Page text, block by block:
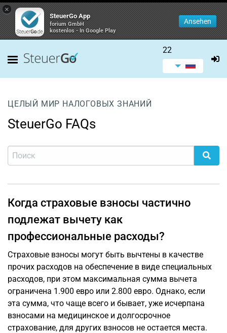
×
SteuerGo App
forium GmbH
kostenlos - In Google Play
Ansehen
22
ЦЕЛЫЙ МИР НАЛОГОВЫХ ЗНАНИЙ
SteuerGo FAQs
Когда страховые взносы частично
подлежат вычету как
профессиональные расходы?
Страховые взносы могут быть вычтены в качестве
прочих расходов на обеспечение в виде специальных
расходов, при этом максимальная сумма вычета
ограничена 1.900 евро или 2.800 евро. Однако, если
эта сумма, что чаще всего и бывает, уже исчерпана
взносами на медицинское и долгосрочное
страхование, для других взносов не остается места.